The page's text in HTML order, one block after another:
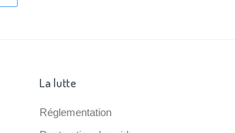
La lutte
Réglementation